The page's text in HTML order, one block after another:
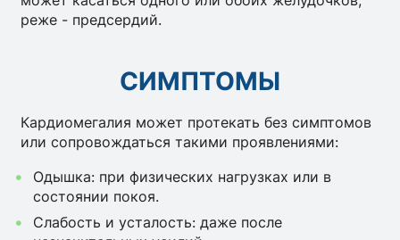
реже - предсердий.
СИМПТОМЫ
Кардиомегалия может протекать без симптомов
или сопровождаться такими проявлениями:
Одышка: при физических нагрузках или в
состоянии покоя.
Слабость и усталость: даже после